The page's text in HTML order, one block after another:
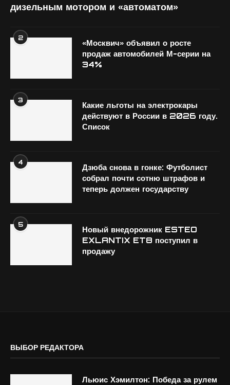
дизельным мотором и «автоматом»
2
«Москвич» объявил о росте
продаж автомобилей М-серии на
34%
3
Какие льготы на электрокары
действуют в России в 2026 году.
Список
4
Дзюба снова в гонке: Футболист
собрал почти сотню штрафов и
теперь должен государству
5
Новый внедорожник ESTEO
EXLANTIX ET8 поступил в
продажу
ВЫБОР РЕДАКТОРА
Льюис Хэмилтон: Победа за рулем